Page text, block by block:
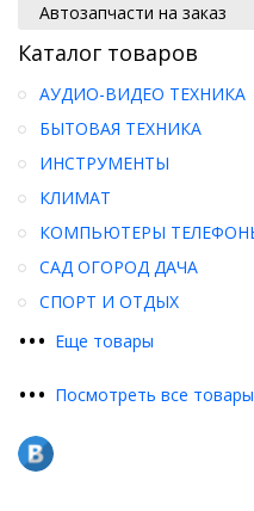
Автозапчасти на заказ
Каталог товаров
••• Еще товары
АУДИО-ВИДЕО ТЕХНИКА
БЫТОВАЯ ТЕХНИКА
ИНСТРУМЕНТЫ
КЛИМАТ
КОМПЬЮТЕРЫ
САД ОГОРОД ДАЧА
СПОРТ И ОТДЫХ
••• Посмотреть все товары